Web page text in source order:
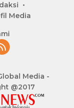
Media
Media -
@2017